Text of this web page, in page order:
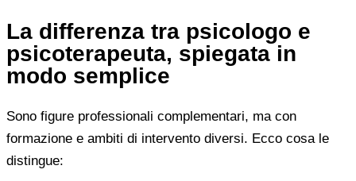
La differenza tra psicologo e
psicoterapeuta, spiegata in
modo semplice
Sono figure professionali complementari, ma con
formazione e ambiti di intervento diversi. Ecco cosa le
distingue: